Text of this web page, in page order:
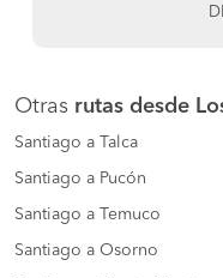
Otras rutas desde
Santiago a Talca
Santiago a Pucón
Santiago a Temuco
Santiago a Osorno